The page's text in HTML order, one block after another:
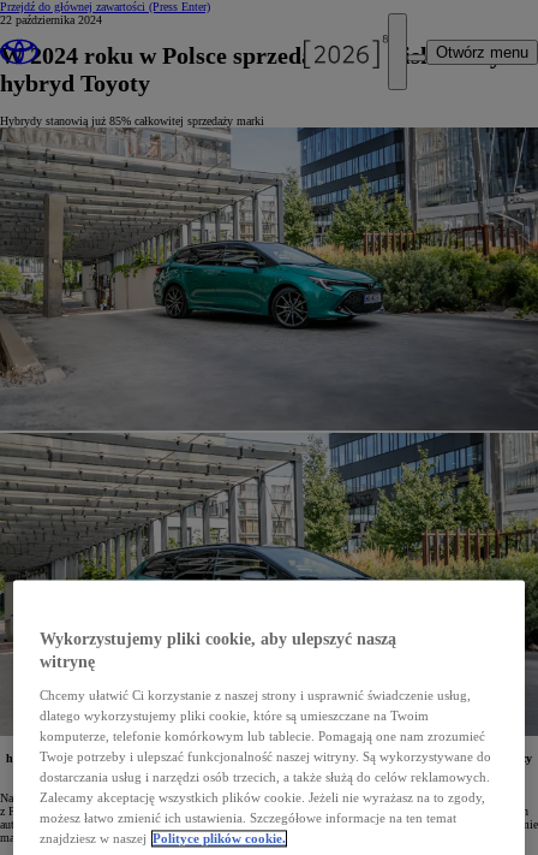
Przejdź do głównej zawartości (Press Enter)
Otwórz menu
22 października 2024
W 2024 roku w Polsce sprzedano już blisko 55 tys.
hybryd Toyoty
Hybrydy stanowią już 85% całkowitej sprzedaży marki
W ciągu pierwszych 9 miesięcy 2024 roku Toyota sprzedała w Polsce 54 962 samochody z napędem
hybrydowym. To więcej niż w całym 2022 roku! Hybrydy stanowią obecnie 85% całkowitej sprzedaży
marki. W ciągu 20 lat obecności na polskim rynku łącznie sprzedano już ponad 330 tys. hybryd
Toyoty. Najpopularniejszym zelektryfikowanym modelem japońskiej marki jest Corolla.
Napędy hybrydowe Toyoty są obecne w Polsce od 2004 roku. Na polskim rynku zadebiutowały wraz
z Priusem, a obecnie są one dostępne aż w 9 modelach marki z niemal wszystkich segmentów – od miejskich
aut, przez limuzyny i auta kompaktowe, po crossovery i duże, nawet 7-miejscowe SUV-y. Co więcej – w gamie
marki oprócz pełnych hybryd są także wydajne hybrydy typu plug-in.
Wykorzystujemy pliki cookie, aby ulepszyć naszą
witrynę
Chcemy ułatwić Ci korzystanie z naszej strony i usprawnić świadczenie usług,
dlatego wykorzystujemy pliki cookie, które są umieszczane na Twoim
komputerze, telefonie komórkowym lub tablecie. Pomagają one nam zrozumieć
Twoje potrzeby i ulepszać funkcjonalność naszej witryny. Są wykorzystywane do
dostarczania usług i narzędzi osób trzecich, a także służą do celów reklamowych.
Zalecamy akceptację wszystkich plików cookie. Jeżeli nie wyrażasz na to zgody,
możesz łatwo zmienić ich ustawienia. Szczegółowe informacje na ten temat
znajdziesz w naszej Polityce plików cookie.